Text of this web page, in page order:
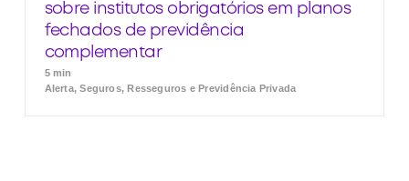
sobre institutos obrigatórios em planos
fechados de previdência
complementar
5 min
Alerta, Seguros, Resseguros e Previdência Privada